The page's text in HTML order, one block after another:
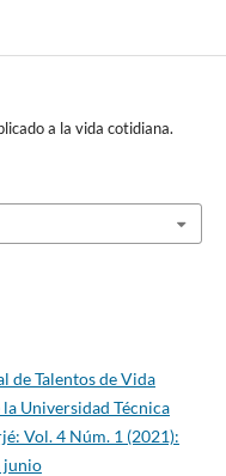
a la vida cotidiana.
de Talentos de Vida
Universidad Técnica
Vol. 4 Núm. 1 (2021):
junio